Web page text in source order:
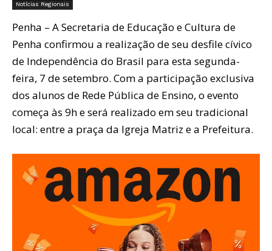
Notícias Regionais
Penha – A Secretaria de Educação e Cultura de
Penha confirmou a realização de seu desfile cívico
de Independência do Brasil para esta segunda-
feira, 7 de setembro. Com a participação exclusiva
dos alunos de Rede Pública de Ensino, o evento
começa às 9h e será realizado em seu tradicional
local: entre a praça da Igreja Matriz e a Prefeitura.